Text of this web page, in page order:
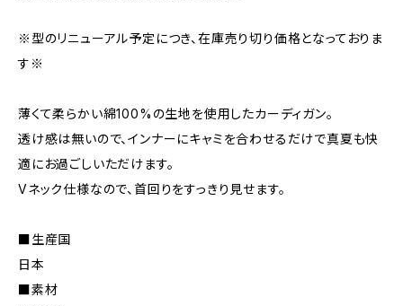
※型のリニューアル予定につき、在庫売り切り価格となっておりま
す※
薄くて柔らかい綿100%の生地を使用したカーディガン。
透け感は無いので、インナーにキャミを合わせるだけで真夏も快
適にお過ごしいただけます。
Vネック仕様なので、首回りをすっきり見せます。
■生産国
日本
■素材